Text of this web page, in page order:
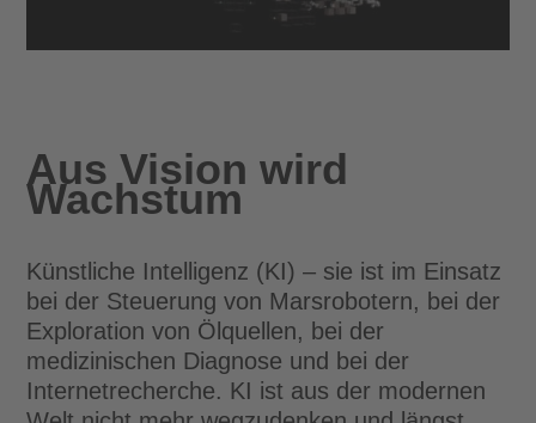
Aus Vision wird
Wachstum
Künstliche Intelligenz (KI) – sie ist im Einsatz
bei der Steuerung von Marsrobotern, bei der
Exploration von Ölquellen, bei der
medizinischen Diagnose und bei der
Internetrecherche. KI ist aus der modernen